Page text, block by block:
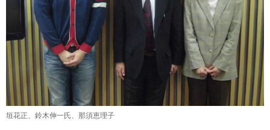
垣花正、鈴木伸一氏、那須恵理子